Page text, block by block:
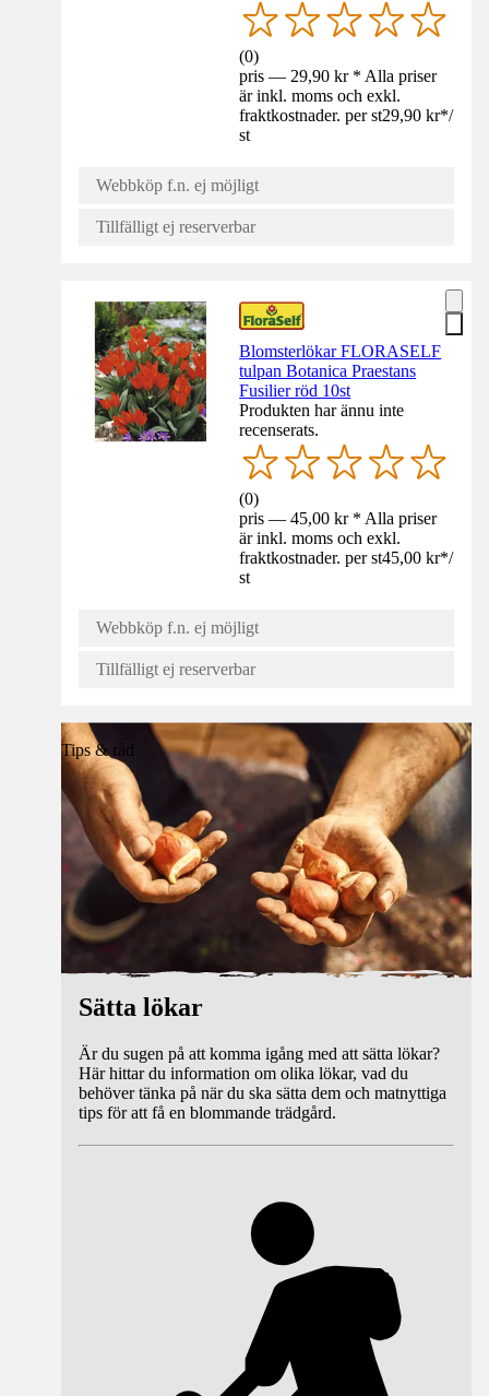
(0)
pris — 29,90 kr * Alla priser
är inkl. moms och exkl.
fraktkostnader. per st29,90 kr*/
st
Webbköp f.n. ej möjligt
Tillfälligt ej reserverbar
Blomsterlökar FLORASELF
tulpan Botanica Praestans
Fusilier röd 10st
Produkten har ännu inte
recenserats.
(0)
pris — 45,00 kr * Alla priser
är inkl. moms och exkl.
fraktkostnader. per st45,00 kr*/
st
Webbköp f.n. ej möjligt
Tillfälligt ej reserverbar
Tips & råd
Sätta lökar
Är du sugen på att komma igång med att sätta lökar?
Här hittar du information om olika lökar, vad du
behöver tänka på när du ska sätta dem och matnyttiga
tips för att få en blommande trädgård.